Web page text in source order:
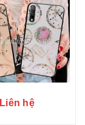
Liên hệ